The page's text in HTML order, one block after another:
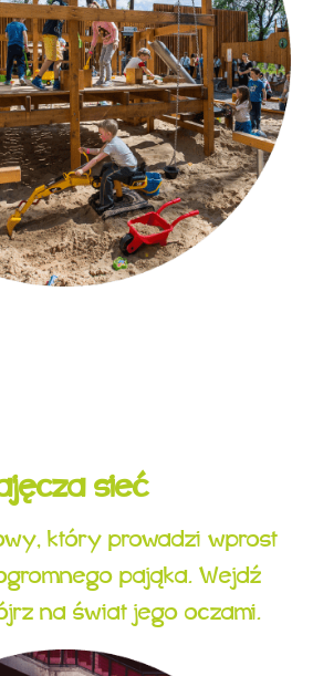
sieć
który prowadzi wprost
pająka. Wejdź
na świat jego oczami.